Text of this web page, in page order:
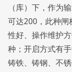
（库）下，作为
可达200，此种
性好、操作维护
种；开启方式有
铸铁、铸钢、不